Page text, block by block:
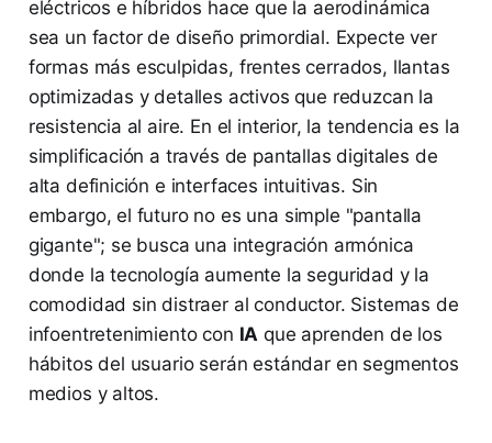
eléctricos e híbridos hace que la aerodinámica
sea un factor de diseño primordial. Expecte ver
formas más esculpidas, frentes cerrados, llantas
optimizadas y detalles activos que reduzcan la
resistencia al aire. En el interior, la tendencia es la
simplificación a través de pantallas digitales de
alta definición e interfaces intuitivas. Sin
embargo, el futuro no es una simple "pantalla
gigante"; se busca una integración armónica
donde la tecnología aumente la seguridad y la
comodidad sin distraer al conductor. Sistemas de
infoentretenimiento con IA que aprenden de los
hábitos del usuario serán estándar en segmentos
medios y altos.